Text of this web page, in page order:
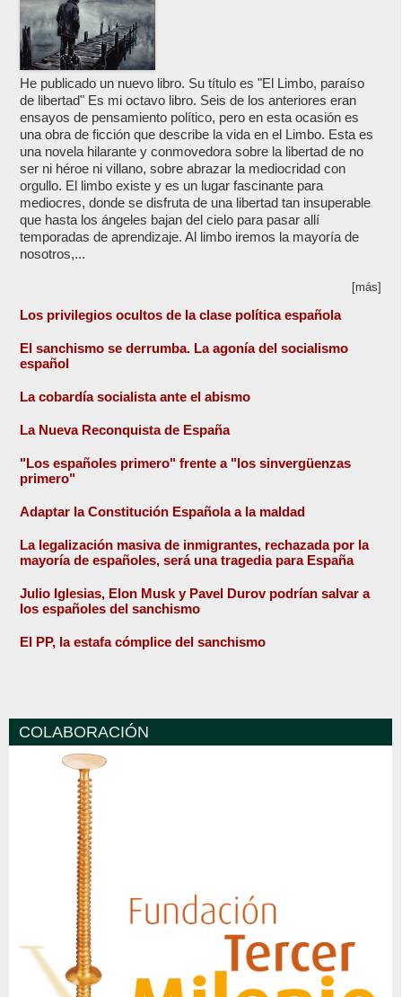
He publicado un nuevo libro. Su título es "El Limbo, paraíso
de libertad" Es mi octavo libro. Seis de los anteriores eran
ensayos de pensamiento político, pero en esta ocasión es
una obra de ficción que describe la vida en el Limbo. Esta es
una novela hilarante y conmovedora sobre la libertad de no
ser ni héroe ni villano, sobre abrazar la mediocridad con
orgullo. El limbo existe y es un lugar fascinante para
mediocres, donde se disfruta de una libertad tan insuperable
que hasta los ángeles bajan del cielo para pasar allí
temporadas de aprendizaje. Al limbo iremos la mayoría de
nosotros,...
[más]
Los privilegios ocultos de la clase política española
El sanchismo se derrumba. La agonía del socialismo
español
La cobardía socialista ante el abismo
La Nueva Reconquista de España
"Los españoles primero" frente a "los sinvergüenzas
primero"
Adaptar la Constitución Española a la maldad
La legalización masiva de inmigrantes, rechazada por la
mayoría de españoles, será una tragedia para España
Julio Iglesias, Elon Musk y Pavel Durov podrían salvar a
los españoles del sanchismo
El PP, la estafa cómplice del sanchismo
COLABORACIÓN